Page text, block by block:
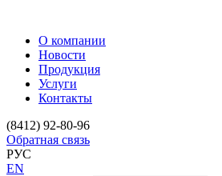
О компании
Новости
Продукция
Услуги
Контакты
(8412) 92-80-96
Обратная связь
РУС
EN